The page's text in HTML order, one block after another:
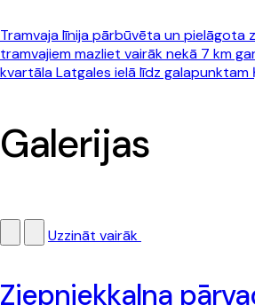
Tramvaja līnija pārbūvēta un pielāgota
tramvajiem mazliet vairāk nekā 7 km
kvartāla Latgales ielā līdz galapunktam
Galerijas
Uzzināt vairāk
Ziepniekkalna